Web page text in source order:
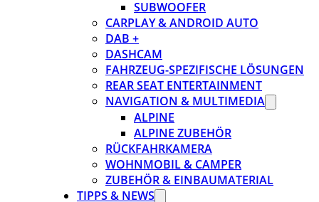
SUBWOOFER
CARPLAY & ANDROID AUTO
DAB +
DASHCAM
FAHRZEUG-SPEZIFISCHE LÖSUNGEN
REAR SEAT ENTERTAINMENT
NAVIGATION & MULTIMEDIA
ALPINE
ALPINE ZUBEHÖR
RÜCKFAHRKAMERA
WOHNMOBIL & CAMPER
ZUBEHÖR & EINBAUMATERIAL
TIPPS & NEWS